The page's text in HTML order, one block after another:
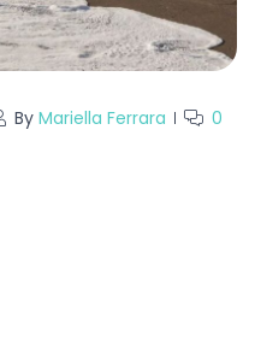
By Mariella Ferrara 0